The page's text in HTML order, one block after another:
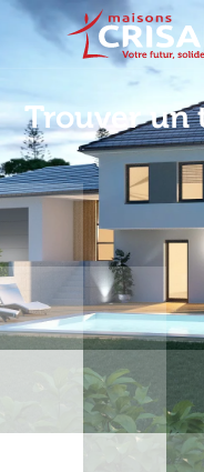
Trouver un